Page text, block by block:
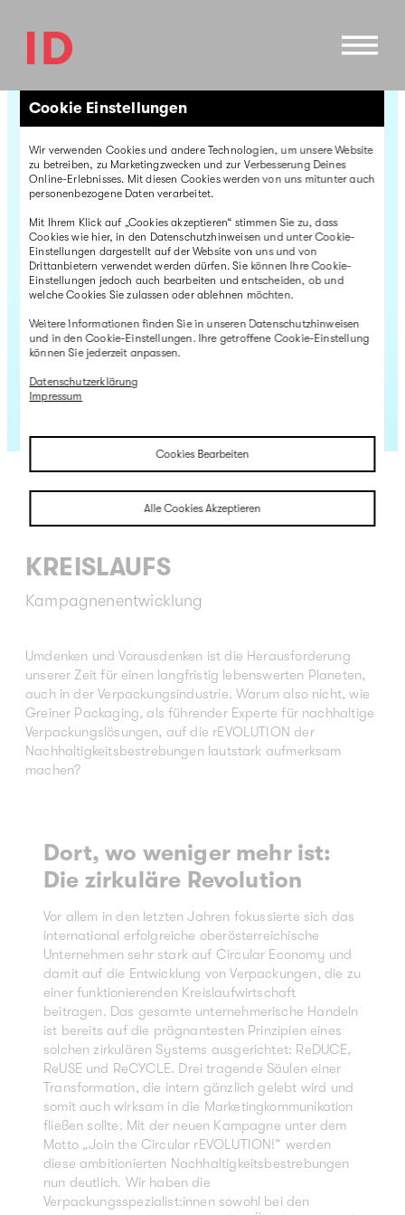
GREINER PACKAGING
KREISLAUFS
Kampagnenentwicklung
Umdenken und Vorausdenken ist die Herausforderung
unserer Zeit für einen langfristig lebenswerten Planeten,
auch in der Verpackungsindustrie. Warum also nicht, wie
Greiner Packaging, als führender Experte für nachhaltige
Verpackungslösungen, auf die rEVOLUTION der
Nachhaltigkeitsbestrebungen lautstark aufmerksam
machen?
Dort, wo weniger mehr ist:
Die zirkuläre Revolution
Vor allem in den letzten Jahren fokussierte sich das
international erfolgreiche oberösterreichische
Unternehmen sehr stark auf Circular Economy und
damit auf die Entwicklung von Verpackungen, die zu
einer funktionierenden Kreislaufwirtschaft
beitragen. Das gesamte unternehmerische Handeln
ist bereits auf die prägnantesten Prinzipien eines
solchen zirkulären Systems ausgerichtet: ReDUCE,
ReUSE und ReCYCLE. Drei tragende Säulen einer
Transformation, die intern gänzlich gelebt wird und
somit auch wirksam in die Marketingkommunikation
fließen sollte. Mit der neuen Kampagne unter dem
Motto „Join the Circular rEVOLUTION!“ werden
diese ambitionierten Nachhaltigkeitsbestrebungen
nun deutlich. Wir haben die
Verpackungsspezialist:innen sowohl bei den
Cookie Einstellungen
Wir verwenden Cookies und andere Technologien, um unsere Website
zu betreiben, zu Marketingzwecken und zur Verbesserung Deines
Online-Erlebnisses. Mit diesen Cookies werden von uns mitunter auch
personenbezogene Daten verarbeitet.
Mit Ihrem Klick auf „Cookies akzeptieren“ stimmen Sie zu, dass
Cookies wie hier, in den Datenschutzhinweisen und unter Cookie-
Einstellungen dargestellt auf der Website von uns und von
Drittanbietern verwendet werden dürfen. Sie können Ihre Cookie-
Einstellungen jedoch auch bearbeiten und entscheiden, ob und
welche Cookies Sie zulassen oder ablehnen möchten.
Weitere Informationen finden Sie in unseren Datenschutzhinweisen
und in den Cookie-Einstellungen. Ihre getroffene Cookie-Einstellung
können Sie jederzeit anpassen.
Datenschutzerklärung
Impressum
Cookies Bearbeiten
Alle Cookies Akzeptieren